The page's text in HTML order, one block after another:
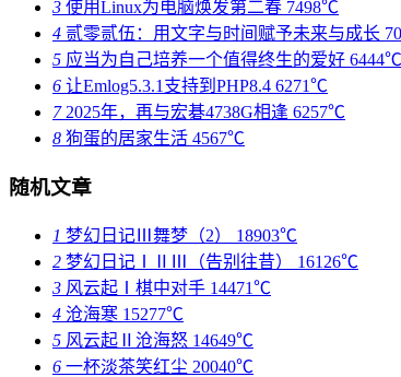
3 使用Linux为电脑焕发第二春 7498℃
4 贰零贰伍：用文字与时间赋予未来与成长
5 应当为自己培养一个值得终生的爱好 6444℃
6 让Emlog5.3.1支持到PHP8.4 6271℃
72025年，再与宏碁4738G相逢 6257℃
8 狗蛋的居家生活 4567℃
随机文章
1 梦幻日记Ⅲ舞梦（2） 18903℃
2 梦幻日记ⅠⅡⅢ（告别往昔） 16126℃
3 风云起Ⅰ棋中对手 14471℃
4 沧海寒 15277℃
5 风云起Ⅱ沧海怒 14649℃
6 一杯淡茶笑红尘 20040℃